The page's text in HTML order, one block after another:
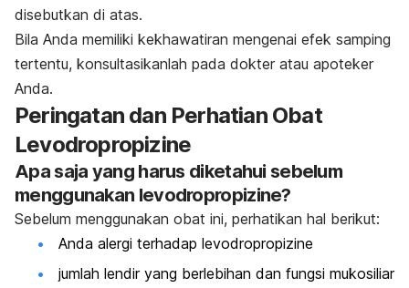
disebutkan di atas.
Bila Anda memiliki kekhawatiran mengenai efek samping
tertentu, konsultasikanlah pada dokter atau apoteker
Anda.
Peringatan dan Perhatian Obat
Levodropropizine
Apa saja yang harus diketahui sebelum
menggunakan levodropropizine?
Sebelum menggunakan obat ini, perhatikan hal berikut:
Anda alergi terhadap levodropropizine
jumlah lendir yang berlebihan dan fungsi mukosiliar